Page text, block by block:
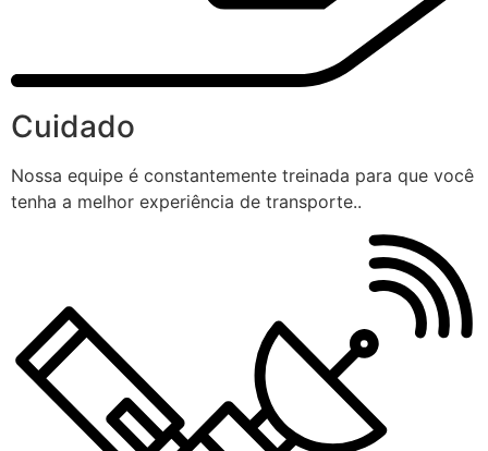
Cuidado
Nossa equipe é constantemente treinada para que você
tenha a melhor experiência de transporte..